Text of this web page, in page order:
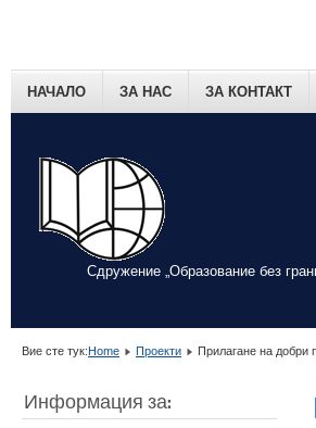
Сдружение „Образование без
НАЧАЛО ЗА НАС ЗА КОНТАКТ
Вие сте тук: Home Проекти Прилагане на добри
Информация за: